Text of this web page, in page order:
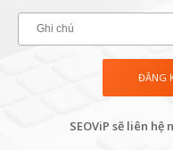
SEOViP sẽ liên